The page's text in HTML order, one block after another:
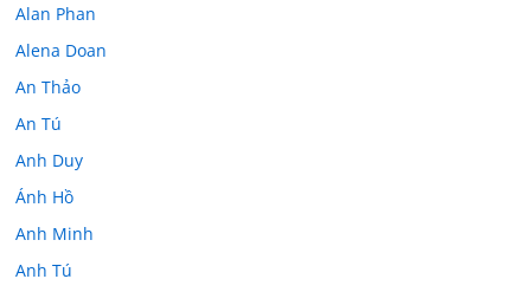
Alan Phan
Alena Doan
An Thảo
An Tú
Anh Duy
Ánh Hồ
Anh Minh
Anh Tú